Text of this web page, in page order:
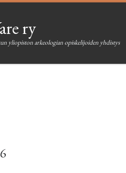
ry
yliopiston arkeologian opiskelijoiden yhdistys